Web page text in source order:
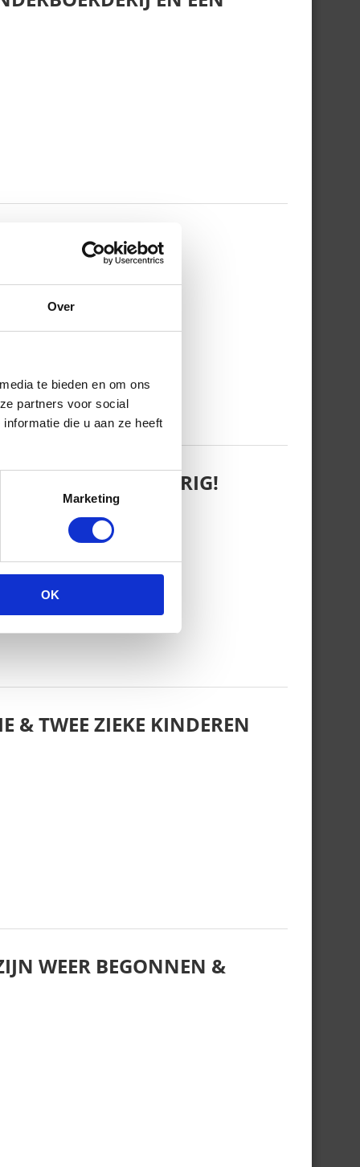
Over
te bieden en om ons
partners voor social
die u aan ze heeft
Marketing
OK
EN MIJN
WANT REBEL IS JARIG!
& TWEE ZIEKE KINDEREN
WEER BEGONNEN &